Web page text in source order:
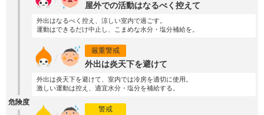
危険度
屋外での活動はなるべく控えて
外出はなるべく控え、涼しい室内で過ごす。
運動はできるだけ中止し、こまめな水分・塩分補給を。
厳重警戒
外出は炎天下を避けて
外出は炎天下を避けて、室内では冷房を適切に使用。
激しい運動は控え、適宜水分・塩分を補給する。
警戒